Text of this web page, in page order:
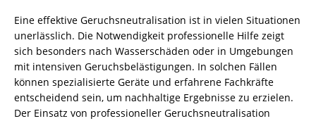
Eine effektive Geruchsneutralisation ist in vielen Situationen
unerlässlich. Die Notwendigkeit professionelle Hilfe zeigt
sich besonders nach Wasserschäden oder in Umgebungen
mit intensiven Geruchsbelästigungen. In solchen Fällen
können spezialisierte Geräte und erfahrene Fachkräfte
entscheidend sein, um nachhaltige Ergebnisse zu erzielen.
Der Einsatz von professioneller Geruchsneutralisation